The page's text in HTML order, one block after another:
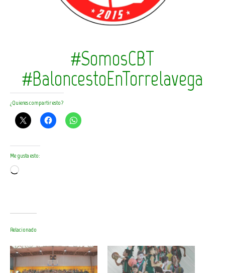
#SomosCBT
#BaloncestoEnTorrelavega
¿Quieres compartir esto?
Me gusta esto:
Cargando...
Relacionado